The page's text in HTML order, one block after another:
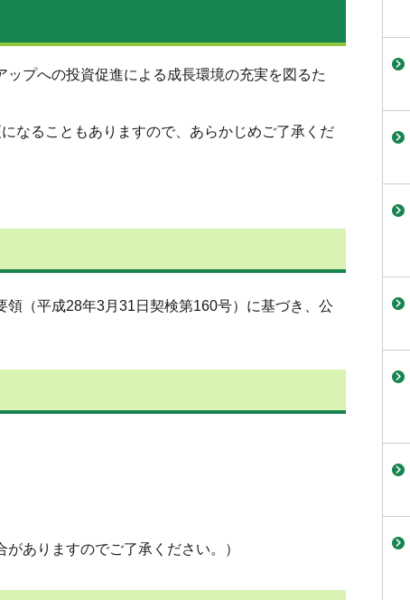
プへの投資促進による成長環境の充実を図るた
なることもありますので、あらかじめご了承くだ
（平成28年3月31日契検第160号）に基づき、公
ありますのでご了承ください。）